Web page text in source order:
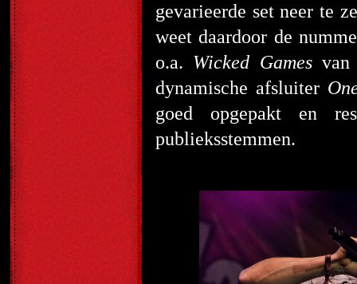
gevarieerde set neer te
weet daardoor de
o.a. Wicked Gamesvan
dynamische afsluiter
goed opgepakt en
publieksstemmen.